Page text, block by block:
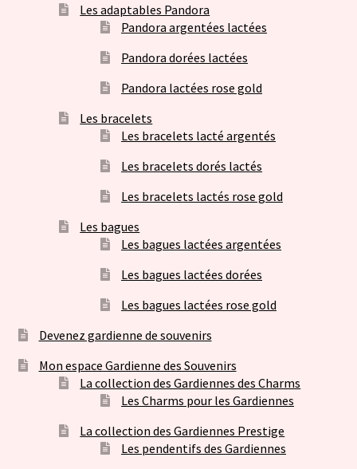
Les adaptables Pandora
Pandora argentées lactées
Pandora dorées lactées
Pandora lactées rose gold
Les bracelets
Les bracelets lacté argentés
Les bracelets dorés lactés
Les bracelets lactés rose gold
Les bagues
Les bagues lactées argentées
Les bagues lactées dorées
Les bagues lactées rose gold
Devenez gardienne de souvenirs
Mon espace Gardienne des Souvenirs
La collection des Gardiennes des Charms
Les Charms pour les Gardiennes
La collection des Gardiennes Prestige
Les pendentifs des Gardiennes